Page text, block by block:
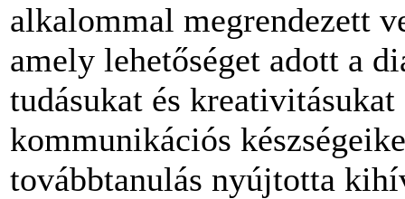
alkalommal megrendezett
amely lehetőséget adott a
tudásukat és
kommunikációs
továbbtanulás nyújtotta